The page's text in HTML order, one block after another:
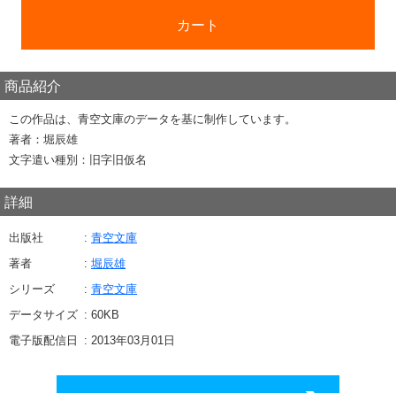
カート
商品紹介
この作品は、青空文庫のデータを基に制作しています。
著者：堀辰雄
文字遣い種別：旧字旧仮名
詳細
出版社
青空文庫
著者
堀辰雄
シリーズ
青空文庫
データサイズ
60KB
電子版配信日
2013年03月01日